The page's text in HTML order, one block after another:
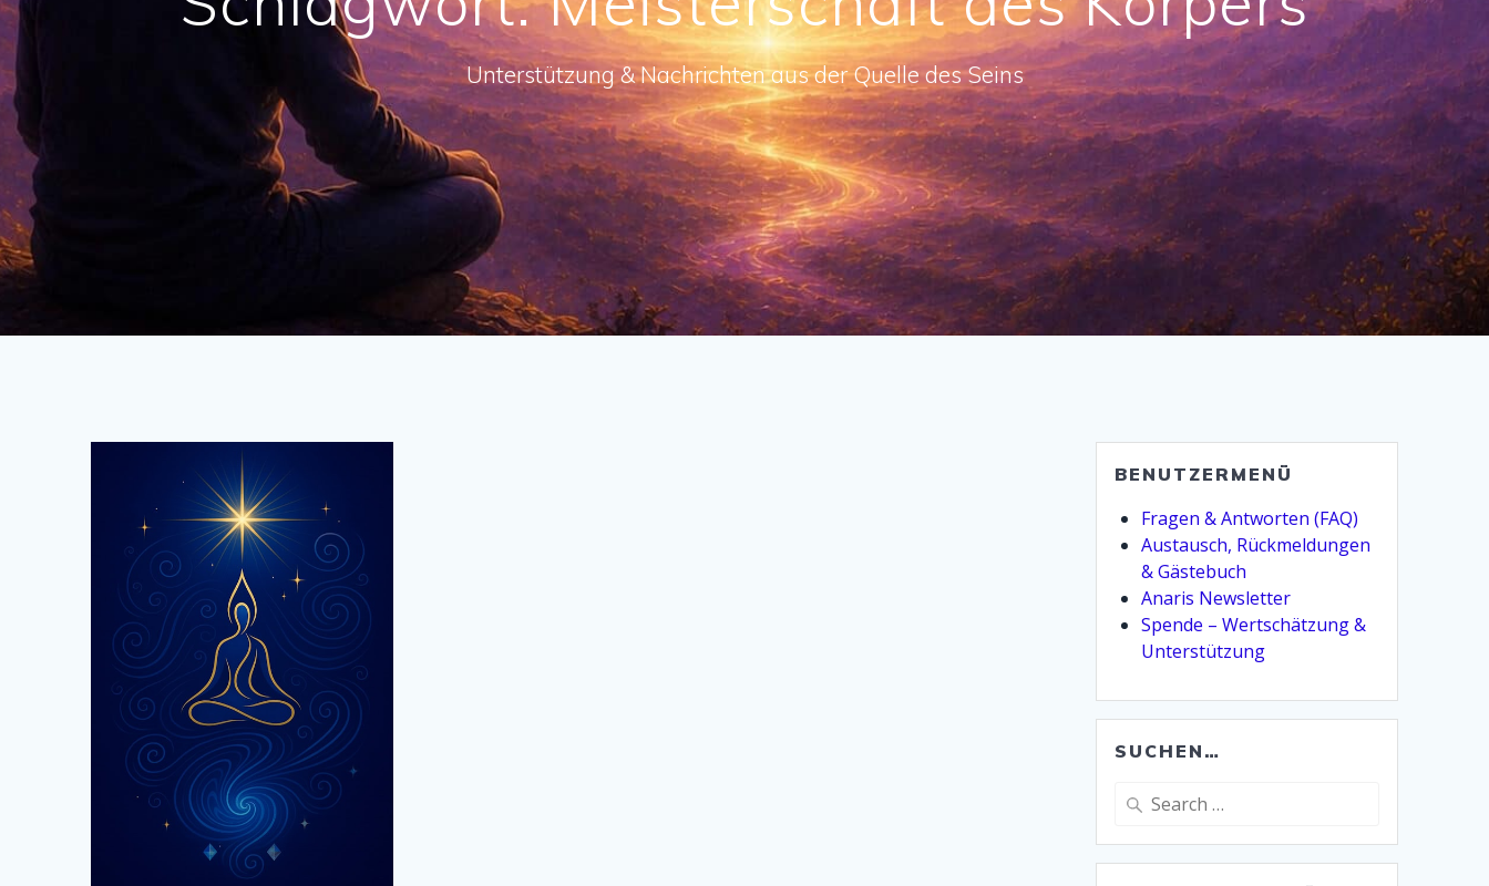
Unterstützung & Nachrichten aus der Quelle des Seins
BENUTZERMENÜ
Fragen & Antworten (FAQ)
Austausch, Rückmeldungen
& Gästebuch
Anaris Newsletter
Spende – Wertschätzung &
Unterstützung
SUCHEN…
Search